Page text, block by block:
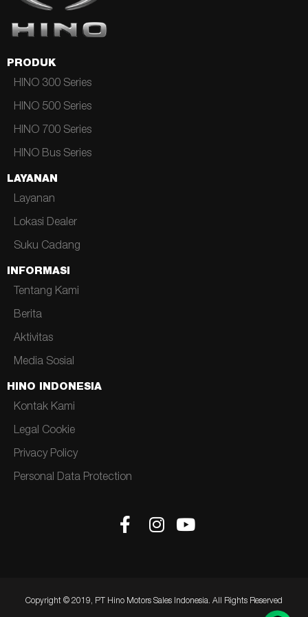
PRODUK
HINO 300 Series
HINO 500 Series
HINO 700 Series
HINO Bus Series
LAYANAN
Layanan
Lokasi Dealer
Suku Cadang
INFORMASI
Tentang Kami
Berita
Aktivitas
Media Sosial
HINO INDONESIA
Kontak Kami
Legal Cookie
Privacy Policy
Personal Data Protection
Copyright © 2019, PT Hino Motors Sales Indonesia. All Rights Reserved